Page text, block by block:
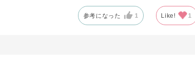
参考になった 1 Like! 1